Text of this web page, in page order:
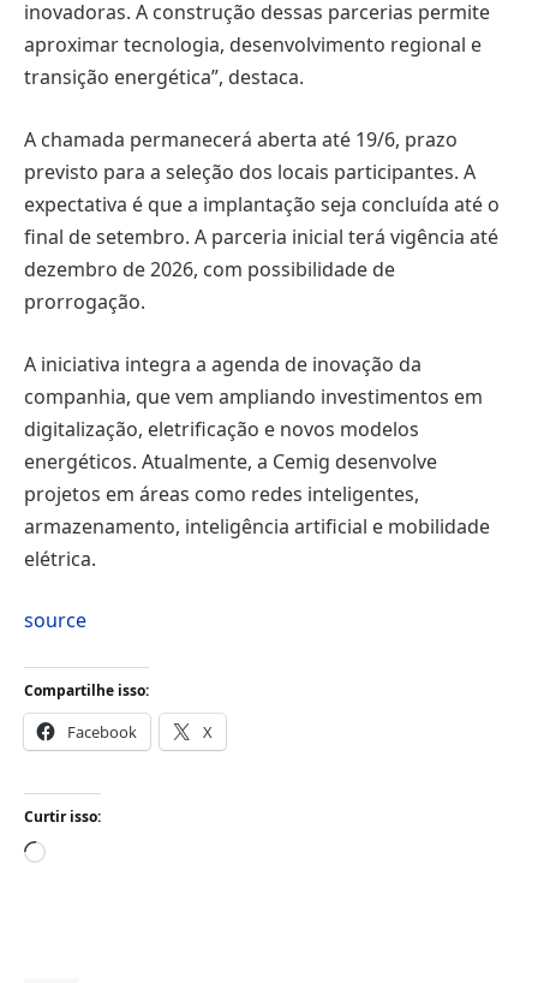
inovadoras. A construção dessas parcerias permite
aproximar tecnologia, desenvolvimento regional e
transição energética”, destaca.
A chamada permanecerá aberta até 19/6, prazo
previsto para a seleção dos locais participantes. A
expectativa é que a implantação seja concluída até o
final de setembro. A parceria inicial terá vigência até
dezembro de 2026, com possibilidade de
prorrogação.
A iniciativa integra a agenda de inovação da
companhia, que vem ampliando investimentos em
digitalização, eletrificação e novos modelos
energéticos. Atualmente, a Cemig desenvolve
projetos em áreas como redes inteligentes,
armazenamento, inteligência artificial e mobilidade
elétrica.
source
Compartilhe isso:
Facebook X
Curtir isso:
Carregando...